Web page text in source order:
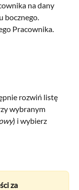
na dany
bocznego.
Pracownika.
rozwiń listę
wybranym
) i wybierz
za